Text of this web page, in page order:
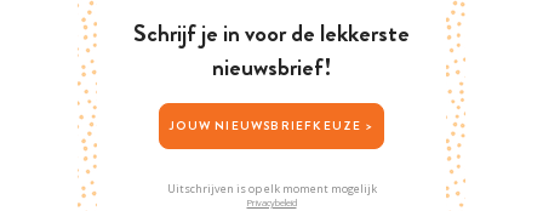
Schrijf je in voor de lekkerste
nieuwsbrief!
JOUW NIEUWSBRIEFKEUZE >
Uitschrijven is op elk moment mogelijk
Privacybeleid